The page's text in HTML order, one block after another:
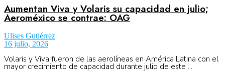
Aumentan Viva y Volaris su capacidad en julio;
Aeroméxico se contrae: OAG
Ulises Gutiérrez
16 julio, 2026
Volaris y Viva fueron de las aerolíneas en América Latina con el
mayor crecimiento de capacidad durante julio de este ...